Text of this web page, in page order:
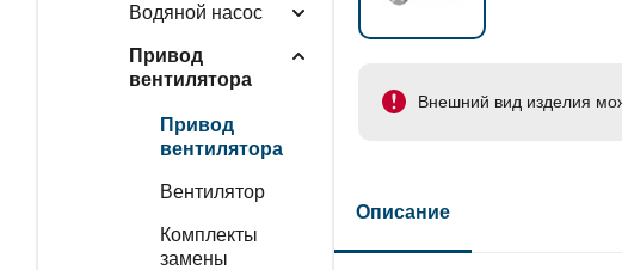
Водяной насос
Привод
вентилятора
Привод
вентилятора
Вентилятор
Комплекты
замены
Внешний вид изделия
Описание